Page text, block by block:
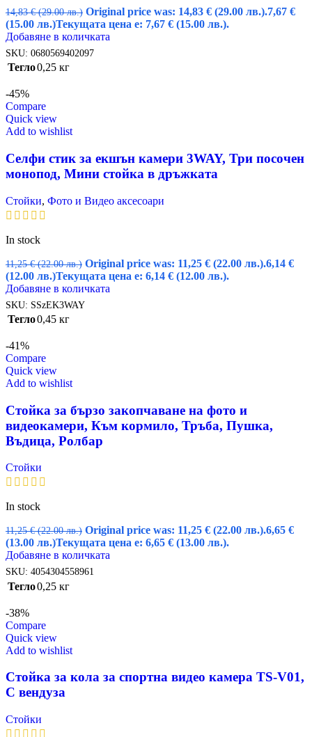
14,83€ (29.00 лв.) Original price was: 14,83 € (29.00 лв.).7,67 €
(15.00 лв.)Текущата цена е: 7,67 € (15.00 лв.).
Добавяне в количката
SKU: 0680569402097
Тегло0,25 кг
-45%
Compare
Quick view
Add to wishlist
Селфи стик за екшън камери 3WAY, Три посочен
монопод, Мини стойка в дръжката
Стойки, Фото и Видео аксесоари
In stock
11,25€ (22.00 лв.) Original price was: 11,25 € (22.00 лв.).6,14 €
(12.00 лв.)Текущата цена е: 6,14 € (12.00 лв.).
Добавяне в количката
SKU: SSzEK3WAY
Тегло0,45 кг
-41%
Compare
Quick view
Add to wishlist
Стойка за бързо закопчаване на фото и
видеокамери, Към кормило, Тръба, Пушка,
Въдица, Ролбар
Стойки
In stock
11,25€ (22.00 лв.) Original price was: 11,25 € (22.00 лв.).6,65 €
(13.00 лв.)Текущата цена е: 6,65 € (13.00 лв.).
Добавяне в количката
SKU: 4054304558961
Тегло0,25 кг
-38%
Compare
Quick view
Add to wishlist
Стойка за кола за спортна видео камера TS-V01,
С вендуза
Стойки